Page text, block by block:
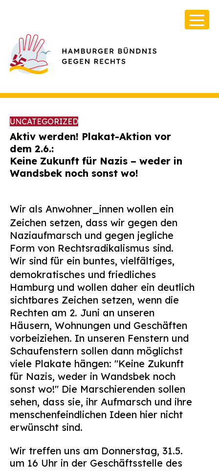
Über Uns
Suchen
nach:
UNCATEGORIZED
Aktiv werden! Plakat-Aktion vor
dem 2.6.:
Keine Zukunft für Nazis – weder in
Wandsbek noch sonst wo!
Wir als Anwohner_innen wollen ein
Zeichen setzen, dass wir gegen den
Naziaufmarsch und gegen jegliche
Form von Rechtsradikalismus sind.
Wir sind für ein buntes, vielfältiges,
demokratisches und friedliches
Hamburg und wollen daher ein deutlich
sichtbares Zeichen setzen, wenn die
Rechten am 2. Juni an unseren
Häusern, Wohnungen und Geschäften
vorbeiziehen. In unseren Fenstern und
Schaufenstern sollen dann möglichst
viele Plakate hängen: "Keine Zukunft
für Nazis, weder in Wandsbek noch
sonst wo!" Die Marschierenden sollen
sehen, dass sie, ihr Aufmarsch und ihre
menschenfeindlichen Ideen hier nicht
erwünscht sind.
Wir treffen uns am Donnerstag, 31.5.
um 16 Uhr in der Geschäftsstelle des